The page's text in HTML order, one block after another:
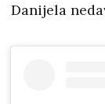
Danijela